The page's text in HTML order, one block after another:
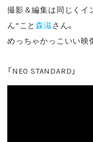
撮影＆編集は同じくイ
ん”こと森滋さん。
めっちゃかっこいい映
「NEO STANDARD」